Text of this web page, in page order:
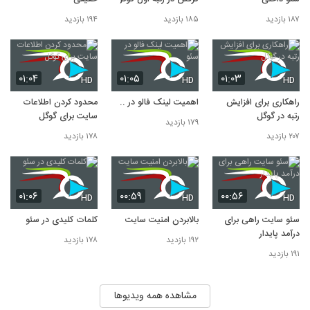
۱۸۷ بازدید ۱۸۵ بازدید ۱۹۴ بازدید
۰۱:۰۳ HD
راهکاری برای افزایش
رتبه در گوگل
۲۰۷ بازدید
۰۱:۰۵ HD
اهمیت لینک فالو در سئو
۱۷۹ بازدید
۰۱:۰۴ HD
محدود کردن اطلاعات
سایت برای گوگل
۱۷۸ بازدید
۰۰:۵۶ HD
سئو سایت راهی برای
درآمد پایدار
۱۹۱ بازدید
۰۰:۵۹ HD
بالابردن امنیت سایت
۱۹۲ بازدید
۰۱:۰۶ HD
کلمات کلیدی در سئو
۱۷۸ بازدید
مشاهده همه ویدیوها